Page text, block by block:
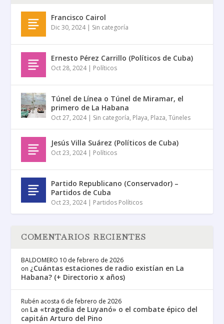
Francisco Cairol
Dic 30, 2024| Sin categoría
Ernesto Pérez Carrillo (Políticos de Cuba)
Oct 28, 2024| Políticos
Túnel de Línea o Túnel de Miramar, el
primero de La Habana
Oct 27, 2024| Sin categoría, Playa, Plaza,Túneles
Jesús Villa Suárez (Políticos de Cuba)
Oct 23, 2024| Políticos
Partido Republicano (Conservador) –
Partidos de Cuba
Oct 23, 2024| Partidos Políticos
COMENTARIOS RECIENTES
BALDOMERO 10 de febrero de 2026
on ¿Cuántas estaciones de radio existían en La
Habana? (+ Directorio x años)
Rubén acosta 6 de febrero de 2026
on La «tragedia de Luyanó» o el combate épico del
capitán Arturo del Pino